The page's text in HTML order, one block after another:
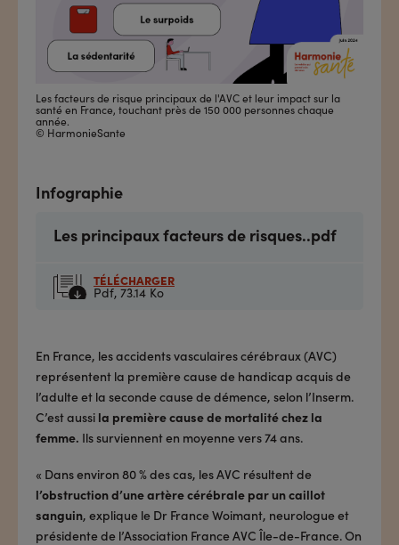
Les facteurs de risque principaux de l'AVC et leur impact sur la
santé en France, touchant près de 150 000 personnes chaque
année.
© HarmonieSante
Infographie
Les principaux facteurs de risques..pdf
TÉLÉCHARGER
Pdf,73.14 Ko
En France, les accidents vasculaires cérébraux (AVC)
représentent la première cause de handicap acquis de
l’adulte et la seconde cause de démence, selon l’Inserm.
C’est aussi la première cause de mortalité chez la
femme. Ils surviennent en moyenne vers 74 ans.
« Dans environ 80 % des cas, les AVC résultent de
l’obstruction d’une artère cérébrale par un caillot
sanguin, explique le Dr France Woimant, neurologue et
présidente de l’Association France AVC Île-de-France. On